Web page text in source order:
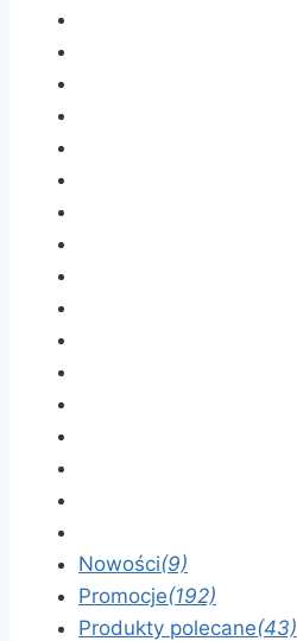
Nowości(9)
Promocje(192)
Produkty polecane(43)